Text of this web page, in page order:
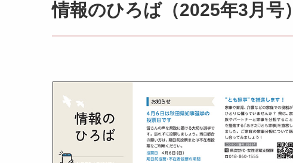
情報のひろば（2025年3月号）